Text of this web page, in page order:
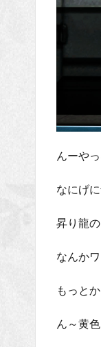
んーや
なにげ
昇り龍
なんか
もっと
ん～黄